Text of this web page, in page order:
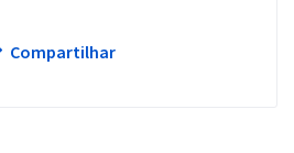
Compartilhar